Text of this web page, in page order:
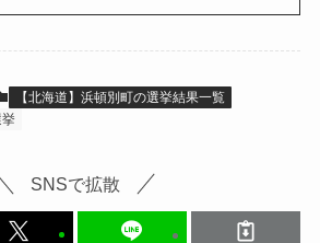
【北海道】浜頓別町の選挙結果一覧
SNSで拡散